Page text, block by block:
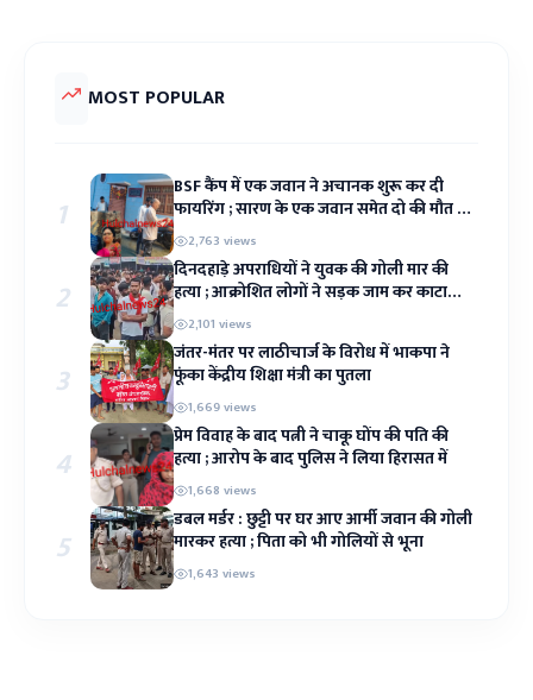
MOST POPULAR
1
BSF कैंप में एक जवान ने अचानक शुरू कर दी
फायरिंग ; सारण के एक जवान समेत दो की मौत से
कैंप में मचा हड़कंप
2,763 views
2
दिनदहाड़े अपराधियों ने युवक की गोली मार की
हत्या ; आक्रोशित लोगों ने सड़क जाम कर काटा
बवाल
2,101 views
3
जंतर-मंतर पर लाठीचार्ज के विरोध में भाकपा ने
फूंका केंद्रीय शिक्षा मंत्री का पुतला
1,669 views
4
प्रेम विवाह के बाद पत्नी ने चाकू घोंप की पति की
हत्या ; आरोप के बाद पुलिस ने लिया हिरासत में
1,668 views
5
डबल मर्डर : छुट्टी पर घर आए आर्मी जवान की गोली
मारकर हत्या ; पिता को भी गोलियों से भूना
1,643 views